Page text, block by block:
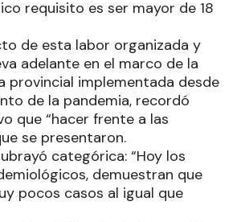
requisito es ser mayor de 18
de esta labor organizada y
adelante en el marco de la
provincial implementada desde
de la pandemia, recordó
que “hacer frente a las
se presentaron.
categórica: “Hoy los
demuestran que
pocos casos al igual que